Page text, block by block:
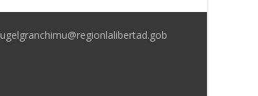
ugelgranchimu@regionlalibertad.gob